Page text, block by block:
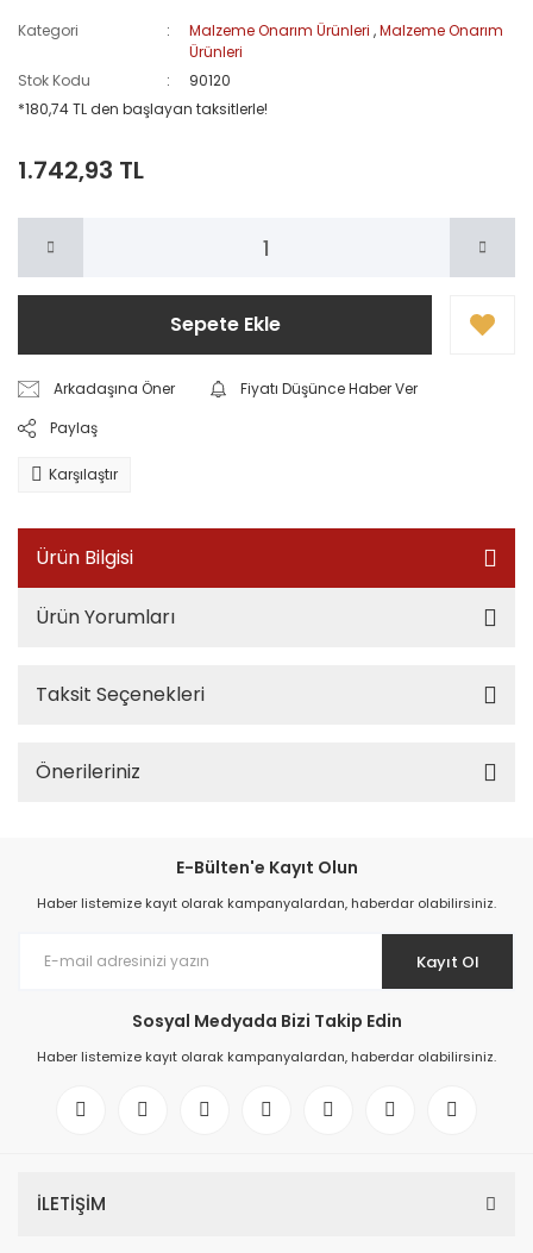
Kategori Malzeme Onarım Ürünleri ,Malzeme Onarım
Ürünleri
Stok Kodu
90120
*180,74 TL den başlayan taksitlerle!
1.742,93 TL
Sepete Ekle
Arkadaşına Öner
Fiyatı Düşünce Haber Ver
Paylaş
Karşılaştır
Ürün Bilgisi
Ürün Yorumları
Taksit Seçenekleri
Önerileriniz
E-Bülten'e Kayıt Olun
Haber listemize kayıt olarak kampanyalardan, haberdar olabilirsiniz.
Kayıt Ol
Sosyal Medyada Bizi Takip Edin
Haber listemize kayıt olarak kampanyalardan, haberdar olabilirsiniz.
İLETİŞİM